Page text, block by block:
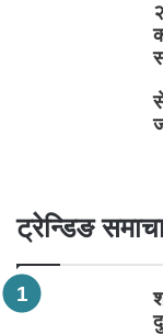
ट्रेन्डिङ